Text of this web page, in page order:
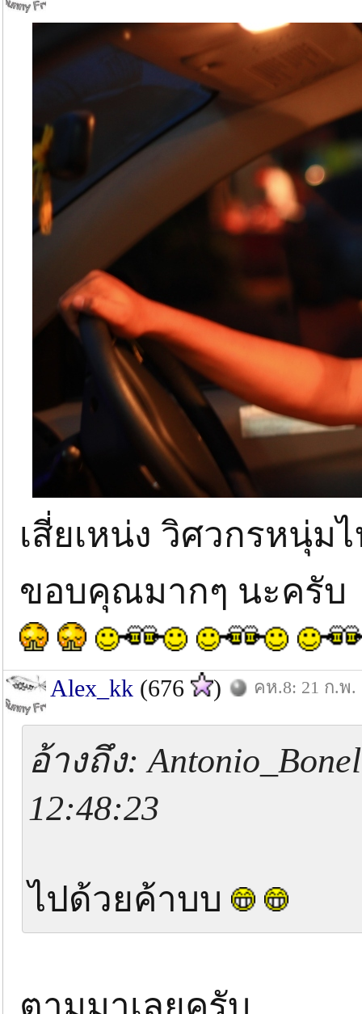
เสี่ยเหน่ง วิศวกรหนุ่ม
ขอบคุณมากๆ นะครับ
Alex_kk (676 ) คห.8: 21 ก.พ.
อ้างถึง:
12:48:23
ไปด้วยค้าบบ